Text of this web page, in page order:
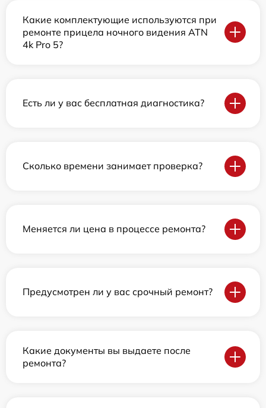
Какие комплектующие используются при
ремонте прицела ночного видения ATN
4k Pro 5?
Есть ли у вас бесплатная диагностика?
Сколько времени занимает проверка?
Меняется ли цена в процессе ремонта?
Предусмотрен ли у вас срочный ремонт?
Какие документы вы выдаете после
ремонта?